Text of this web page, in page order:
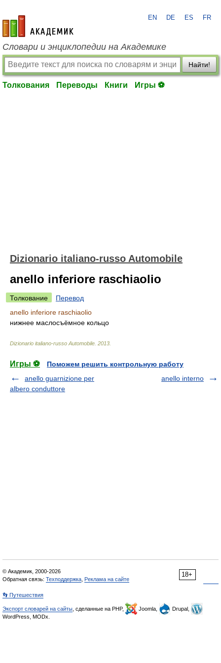
academic.ru
EN DE ES FR
Словари и энциклопедии на Академике
Найти!
Толкования Переводы Книги Игры ⚽
Dizionario italiano-russo Automobile
anello inferiore raschiaolio
Толкование
Перевод
anello inferiore raschiaolio
нижнее маслосъёмное кольцо
Dizionario italiano-russo Automobile 2013
Игры ⚽
Поможем решить контрольную работу
anello guarnizione per
albero conduttore
anello interno
18+
© Академик, 2000-2026
Обратная связь: Техподдержка Реклама на сайте
👣 Путешествия
Экспорт словарей на сайты , сделанные на PHP, Joomla,
Drupal,
WordPress, MODx.